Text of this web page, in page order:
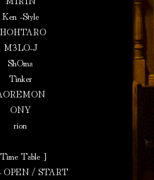
Ken -Style
M3LO-J
ShOma
Tinker
ONY
rion
Table ]
OPEN / START